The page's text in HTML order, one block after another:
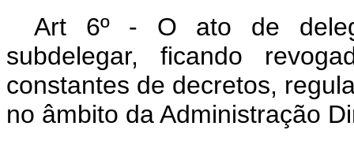
Art 6º - O ato de
subdelegar, ficando
constantes de decretos,
no âmbito da Administração